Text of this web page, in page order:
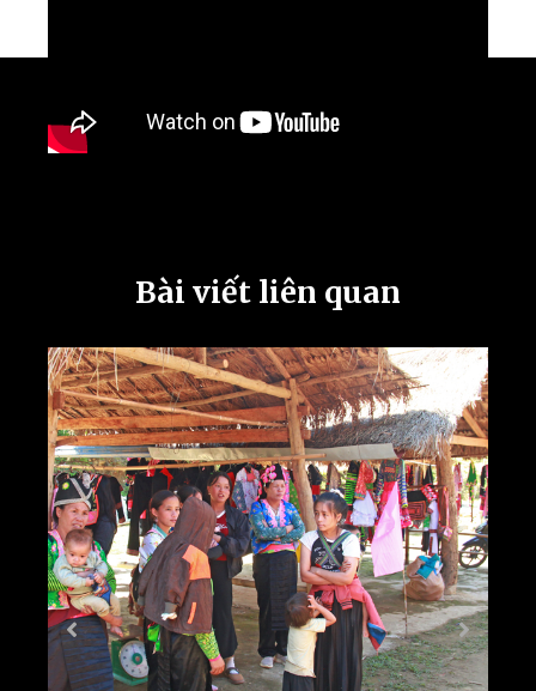
Bài viết liên quan